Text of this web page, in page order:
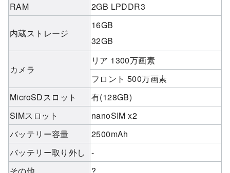
RAM
2GB LPDDR3
内蔵ストレージ
16GB
32GB
カメラ
リア 1300万画素
フロント 500万画素
MicroSDスロット
有(128GB)
SIMスロット
nanoSIM x2
バッテリー容量
2500mAh
バッテリー取り外し
-